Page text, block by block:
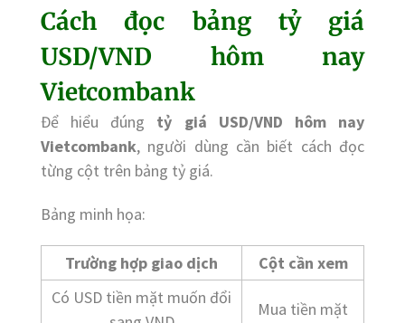
Cách đọc bảng tỷ giá
USD/VND hôm nay
Vietcombank
Để hiểu đúng tỷ giá USD/VND hôm nay
Vietcombank, người dùng cần biết cách đọc
từng cột trên bảng tỷ giá.
Bảng minh họa:
Trường hợp giao dịch
Cột cần xem
Có USD tiền mặt muốn đổi
Mua tiền mặt